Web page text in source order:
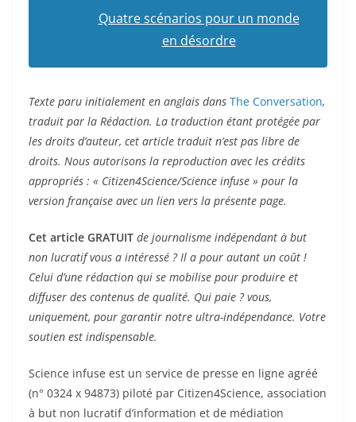
Quatre scénarios pour un monde
en désordre
Texte paru initialement en anglais dans The Conversation,
traduit par la Rédaction. La traduction étant protégée par
les droits d’auteur, cet article traduit n’est pas libre de
droits. Nous autorisons la reproduction avec les crédits
appropriés : « Citizen4Science/Science infuse » pour la
version française avec un lien vers la présente page.
Cet article GRATUIT de journalisme indépendant à but
non lucratif vous a intéressé ? Il a pour autant un coût !
Celui d’une rédaction qui se mobilise pour produire et
diffuser des contenus de qualité. Qui paie ? vous,
uniquement, pour garantir notre ultra-indépendance. Votre
soutien est indispensable.
Science infuse est un service de presse en ligne agréé
(n° 0324 x 94873) piloté par Citizen4Science, association
à but non lucratif d’information et de médiation